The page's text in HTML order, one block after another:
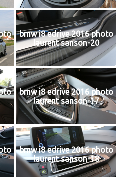
bmw i8 edrive 2016 photo
laurent sanson-20
bmw i8 edrive 2016 photo
laurent sanson-17
bmw i8 edrive 2016 photo
laurent sanson-18